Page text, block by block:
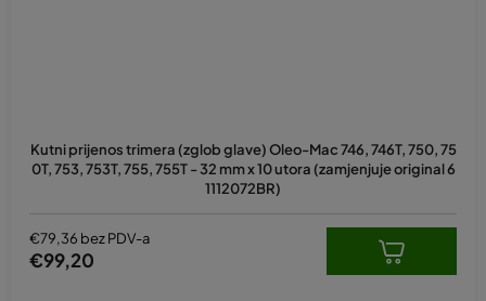
Kutni prijenos trimera (zglob glave) Oleo-Mac 746, 746T, 750, 75
0T, 753, 753T, 755, 755T - 32 mm x 10 utora (zamjenjuje original 6
1112072BR)
€79,36 bez PDV-a
€99,20